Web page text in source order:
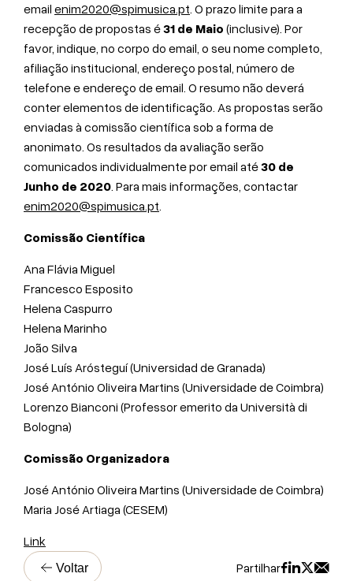
email enim2020@spimusica.pt. O prazo limite para a
recepção de propostas é31 de Maio (inclusive). Por
favor, indique, no corpo do email, o seu nome completo,
afiliação institucional, endereço postal, número de
telefone e endereço de email. O resumo não deverá
conter elementos de identificação. As propostas serão
enviadas à comissão científica sob a forma de
anonimato. Os resultados da avaliação serão
comunicados individualmente por email até30 de
Junho de 2020. Para mais informações, contactar
enim2020@spimusica.pt.
Comissão Científica
Ana Flávia Miguel
Francesco Esposito
Helena Caspurro
Helena Marinho
João Silva
José Luís Arósteguí (Universidad de Granada)
José António Oliveira Martins (Universidade de Coimbra)
Lorenzo Bianconi (Professor emerito da Università di
Bologna)
Comissão Organizadora
José António Oliveira Martins (Universidade de Coimbra)
Maria José Artiaga (CESEM)
Link
Voltar PartilharAHD R